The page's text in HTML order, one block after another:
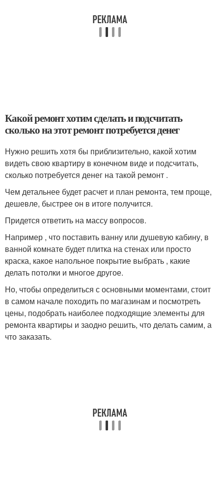
Какой ремонт хотим сделать и подсчитать
сколько на этот ремонт потребуется денег
Нужно решить хотя бы приблизительно, какой хотим
видеть свою квартиру в конечном виде и подсчитать,
сколько потребуется денег на такой ремонт .
Чем детальнее будет расчет и план ремонта, тем проще,
дешевле, быстрее он в итоге получится.
Придется ответить на массу вопросов.
Например , что поставить ванну или душевую кабину, в
ванной комнате будет плитка на стенах или просто
краска, какое напольное покрытие выбрать , какие
делать потолки и многое другое.
Но, чтобы определиться с основными моментами, стоит
в самом начале походить по магазинам и посмотреть
цены, подобрать наиболее подходящие элементы для
ремонта квартиры и заодно решить, что делать самим, а
что заказать.